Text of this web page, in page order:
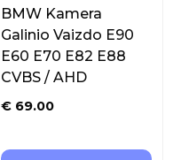
BMW Kamera
Galinio Vaizdo E90
E60 E70 E82 E88
CVBS / AHD
€ 69.00